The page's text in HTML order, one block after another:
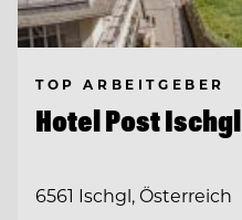
TOP ARBEITGEBER
Hotel Post Ischgl
6561 Ischgl, Österreich